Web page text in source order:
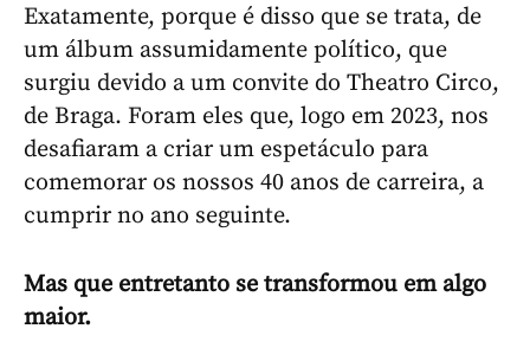
Exatamente, porque é disso que se trata, de
um álbum assumidamente político, que
surgiu devido a um convite do Theatro Circo,
de Braga. Foram eles que, logo em 2023, nos
desafiaram a criar um espetáculo para
comemorar os nossos 40 anos de carreira, a
cumprir no ano seguinte.
Mas que entretanto se transformou em algo
maior.